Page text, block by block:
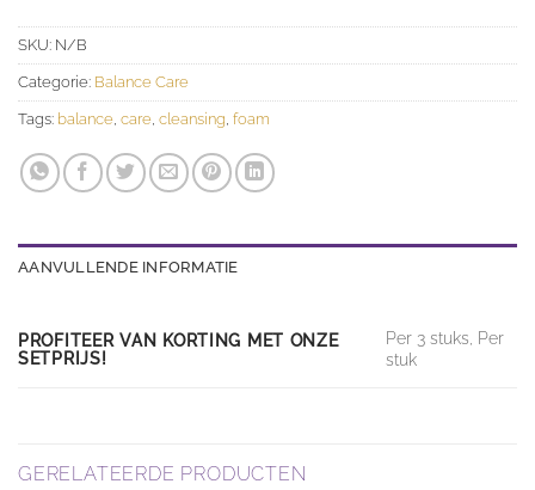
SKU: N/B
Categorie: Balance Care
Tags: balance care cleansing foam
AANVULLENDE INFORMATIE
PROFITEER VAN KORTING MET ONZE
SETPRIJS!
Per 3 stuks, Per
stuk
GERELATEERDE PRODUCTEN